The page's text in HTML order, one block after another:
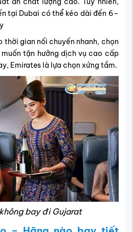
tại Dubai có thể kéo dài đến 6–
thời gian nối chuyến nhanh, chọn
muốn tận hưởng dịch vụ cao cấp
Emirates là lựa chọn xứng tầm.
bay đi Gujarat